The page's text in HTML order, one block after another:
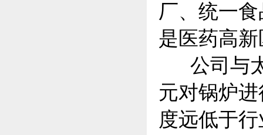
厂、统一
是医药高
公司与太
元对锅炉
度远低于